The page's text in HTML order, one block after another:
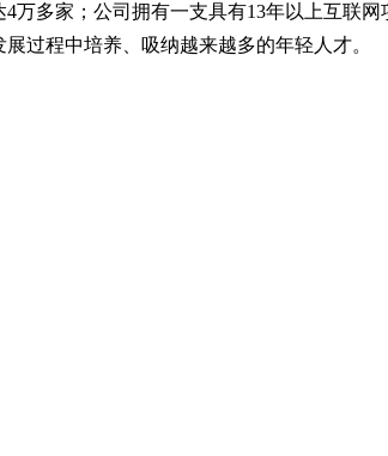
万多家；公司拥有一支具有13年以上互联
过程中培养、吸纳越来越多的年轻人才。